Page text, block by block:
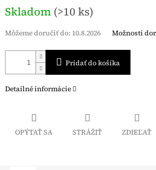
cena:
Skladom (>10 ks)
Môžeme doručiť do: 10.8.2026 Možnosti
Pridať do košíka
Detailné informácie
OPÝTAŤ SA STRÁŽIŤ ZDIEĽAŤ